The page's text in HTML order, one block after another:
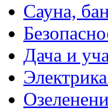
Сауна,
Дача и